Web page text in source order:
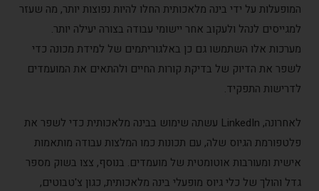
המופעלות על ידי בינה מלאכותית החלו להיות נפוצות יותר, מה שעזר
למגייסים לנהל ולעקוב אחר יישומי עבודה בצורה יעילה יותר.
מערכות אלו השתמשו גם כן באלגוריתמים של למידת מכונה כדי
לשפר את הדיוק של בדיקת קורות החיים ולהתאים את המועמדים
לדרישות התפקיד.
לאחרונה, LinkedIn עשתה שימוש בבינה מלאכותית כדי לשפר את
פלטפורמת הגיוס שלה, עם תכונות כמו המלצות עבודה מותאמות
אישית ומעורבות אוטומטית של מועמדים. בנוסף, צצו בשוק מספר
גדל והולך של כלי גיוס מופעלי בינה מלאכותית, כגון צ'טבוטים,